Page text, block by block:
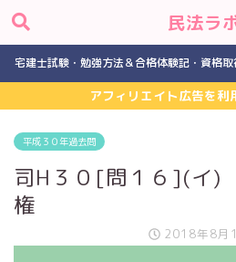
民法ラ
宅建士試験・勉強方法＆合格体験記・資格取
アフィリエイト広告を利
平成３０年過去問
司H３０[問１６](イ)
権
2018年8月